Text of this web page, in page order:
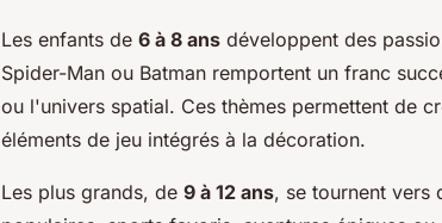
Les enfants de 6 à 8 ans développent des
Spider-Man ou Batman remportent un franc
ou l'univers spatial. Ces thèmes permettent de
éléments de jeu intégrés à la décoration.
Les plus grands, de 9 à 12 ans, se tournent vers